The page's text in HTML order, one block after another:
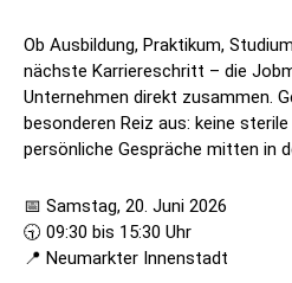
Ob Ausbildung, Praktikum,
nächste Karriereschritt – die
Unternehmen direkt zusammen.
besonderen Reiz aus: keine
persönliche Gespräche mitten in
📅 Samstag, 20. Juni 2026
🕤 09:30 bis 15:30 Uhr
📍 Neumarkter Innenstadt